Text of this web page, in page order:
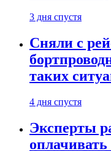
3 дня спустя
Сняли с
таких
4 дня спустя
Эксперты